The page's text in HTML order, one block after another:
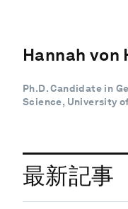
Hannah von
Ph.D. Candidate in
Science, University
最新記事